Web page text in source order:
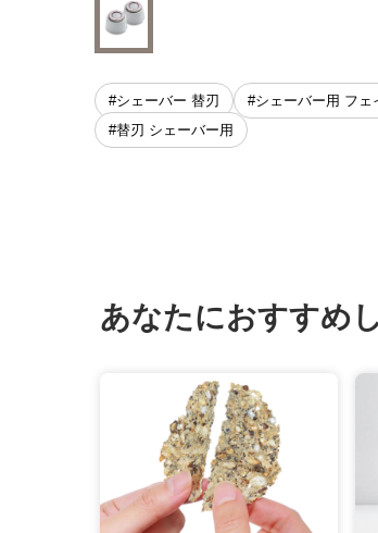
#シェーバー 替刃
#シェーバー用 フェ
#替刃 シェーバー用
あなたにおすすめ